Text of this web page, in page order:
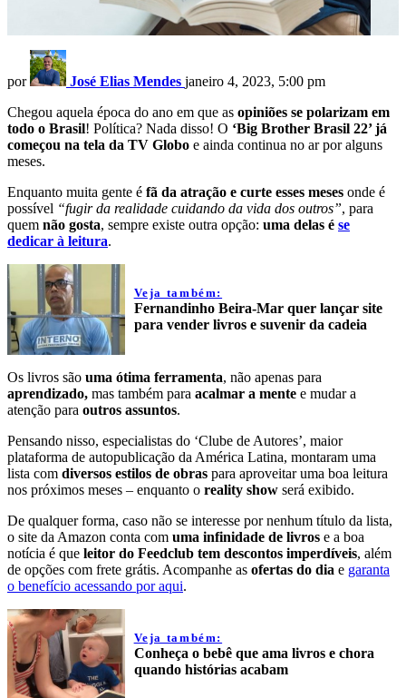
por José Elias Mendes janeiro 4, 2023, 5:00 pm
Chegou aquela época do ano em que as opiniões se polarizam em
todo o Brasil! Política? Nada disso! O ‘Big Brother Brasil 22’ já
começou na tela da TV Globo e ainda continua no ar por alguns
meses.
Enquanto muita gente é fã da atração e curte esses meses onde é
possível “fugir da realidade cuidando da vida dos outros”, para
quem não gosta, sempre existe outra opção: uma delas é se
dedicar à leitura.
Veja também:
Fernandinho Beira-Mar quer lançar site
para vender livros e suvenir da cadeia
Os livros são uma ótima ferramenta, não apenas para
aprendizado, mas também para acalmar a mente e mudar a
atenção para outros assuntos.
Pensando nisso, especialistas do ‘Clube de Autores’, maior
plataforma de autopublicação da América Latina, montaram uma
lista com diversos estilos de obras para aproveitar uma boa leitura
nos próximos meses – enquanto o reality show será exibido.
De qualquer forma, caso não se interesse por nenhum título da lista,
o site da Amazon conta com uma infinidade de livros e a boa
notícia é que leitor do Feedclub tem descontos imperdíveis, além
de opções com frete grátis. Acompanhe as ofertas do dia e garanta
o benefício acessando por aqui.
Veja também:
Conheça o bebê que ama livros e chora
quando histórias acabam